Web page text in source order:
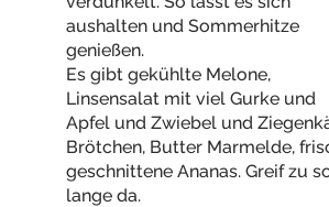
aushalten und Sommerhitze
genießen.
Es gibt gekühlte Melone,
Linsensalat mit viel Gurke und
Apfel und Zwiebel und
Brötchen, Butter Marmelde,
geschnittene Ananas. Greif zu
lange da.